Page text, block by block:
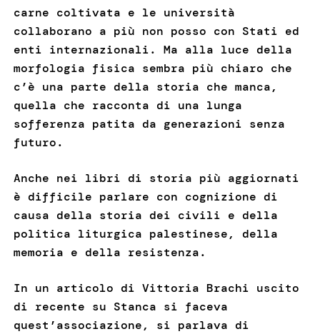
carne coltivata e le università
collaborano a più non posso con Stati ed
enti internazionali. Ma alla luce della
morfologia fisica sembra più chiaro che
c’è una parte della storia che manca,
quella che racconta di una lunga
sofferenza patita da generazioni senza
futuro.
Anche nei libri di storia più aggiornati
è difficile parlare con cognizione di
causa della storia dei civili e della
politica liturgica palestinese, della
memoria e della resistenza.
In un articolo di Vittoria Brachi uscito
di recente su Stanca si faceva
quest’associazione, si parlava di